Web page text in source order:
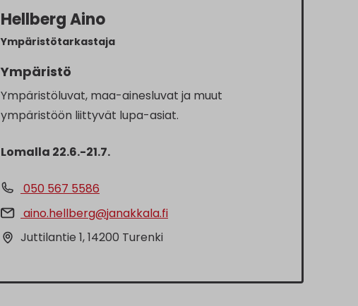
Hellberg Aino
Ympäristötarkastaja
Ympäristö
Ympäristöluvat, maa-ainesluvat ja muut
ympäristöön liittyvät lupa-asiat.
Lomalla 22.6.-21.7.
050 567 5586
aino.hellberg@janakkala.fi
Juttilantie 1, 14200 Turenki